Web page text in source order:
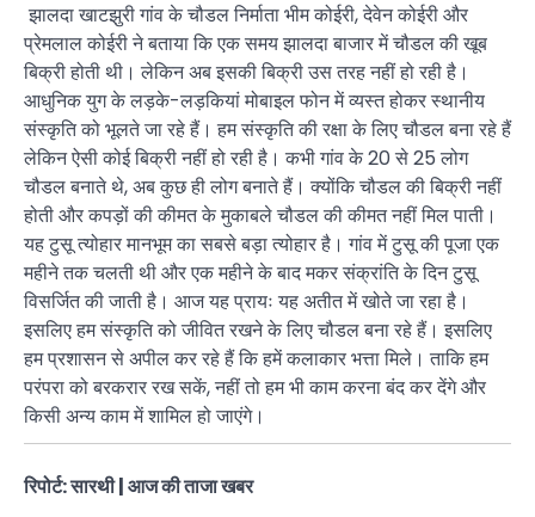
झालदा खाटझुरी गांव के चौडल निर्माता भीम कोईरी, देवेन कोईरी और
प्रेमलाल कोईरी ने बताया कि एक समय झालदा बाजार में चौडल की खूब
बिक्री होती थी। लेकिन अब इसकी बिक्री उस तरह नहीं हो रही है।
आधुनिक युग के लड़के-लड़कियां मोबाइल फोन में व्यस्त होकर स्थानीय
संस्कृति को भूलते जा रहे हैं। हम संस्कृति की रक्षा के लिए चौडल बना रहे हैं
लेकिन ऐसी कोई बिक्री नहीं हो रही है। कभी गांव के 20 से 25 लोग
चौडल बनाते थे, अब कुछ ही लोग बनाते हैं। क्योंकि चौडल की बिक्री नहीं
होती और कपड़ों की कीमत के मुकाबले चौडल की कीमत नहीं मिल पाती।
यह टुसू त्योहार मानभूम का सबसे बड़ा त्योहार है। गांव में टुसू की पूजा एक
महीने तक चलती थी और एक महीने के बाद मकर संक्रांति के दिन टुसू
विसर्जित की जाती है। आज यह प्रायः यह अतीत में खोते जा रहा है।
इसलिए हम संस्कृति को जीवित रखने के लिए चौडल बना रहे हैं। इसलिए
हम प्रशासन से अपील कर रहे हैं कि हमें कलाकार भत्ता मिले। ताकि हम
परंपरा को बरकरार रख सकें, नहीं तो हम भी काम करना बंद कर देंगे और
किसी अन्य काम में शामिल हो जाएंगे।
रिपोर्ट: सारथी | आज की ताजा खबर